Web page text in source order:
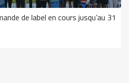
de label en cours jusqu’au 31